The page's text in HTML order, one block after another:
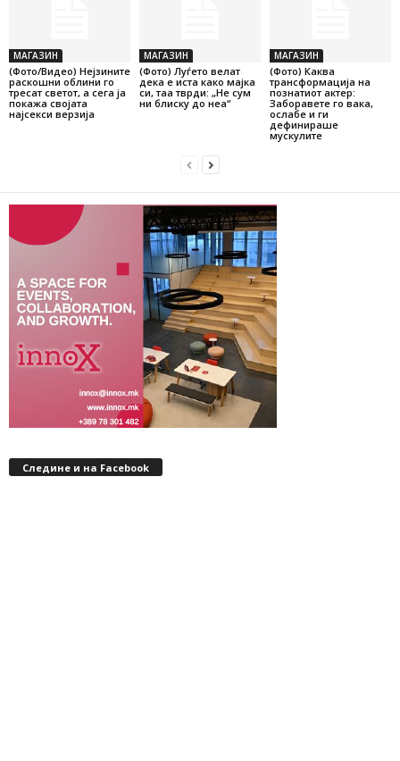
МАГАЗИН
(Фото/Видео) Нејзините
раскошни облини го
тресат светот, а сега ја
покажа својата
најсекси верзија
МАГАЗИН
(Фото) Луѓето велат
дека е иста како мајка
си, таа тврди: „Не сум
ни блиску до неа“
МАГАЗИН
(Фото) Каква
трансформација на
познатиот актер:
Заборавете го вака,
ослабе и ги
дефинираше
мускулите
Следине и на Facebook